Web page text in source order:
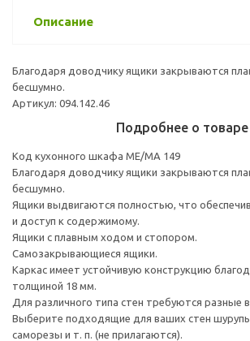
Описание
Благодаря доводчику ящики закрываются
бесшумно.
Артикул: 094.142.46
Подробнее о товаре
Код кухонного шкафа ME/MA 149
Благодаря доводчику ящики закрываются
бесшумно.
Ящики выдвигаются полностью, что
и доступ к содержимому.
Ящики с плавным ходом и стопором.
Самозакрывающиеся ящики.
Каркас имеет устойчивую конструкцию
толщиной 18 мм.
Для различного типа стен требуются разные
Выберите подходящие для ваших стен
саморезы и т. п. (не прилагаются).